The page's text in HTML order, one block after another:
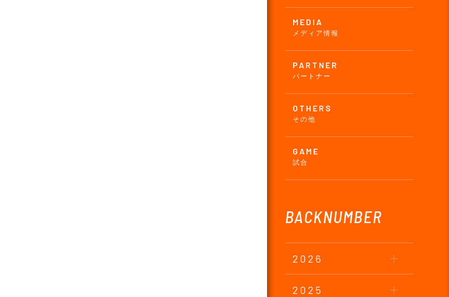
MEDIA
メディア情報
PARTNER
パートナー
OTHERS
その他
GAME
試合
BACKNUMBER
2026
2025